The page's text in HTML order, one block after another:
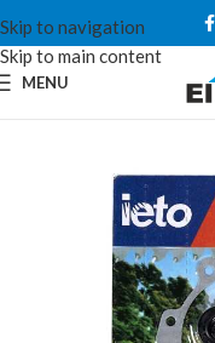
Skip to navigation
Skip to main content
MENU